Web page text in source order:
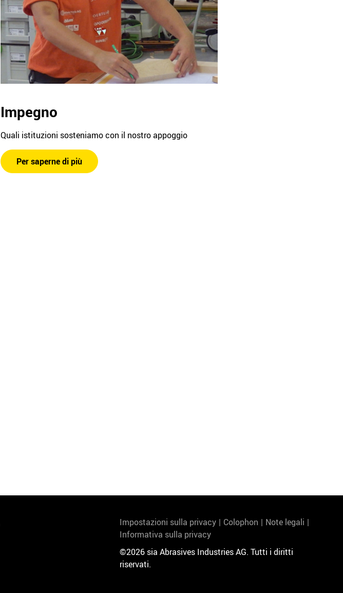
Impegno
Quali istituzioni sosteniamo con il nostro appoggio
Per saperne di più
Impostazioni sulla privacy Colophon
Note legali
Informativa sulla privacy
©2026 sia Abrasives Industries AG. Tutti i diritti
riservati.